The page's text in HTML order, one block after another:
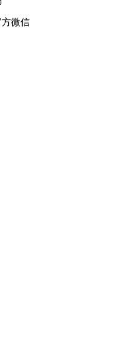
微信